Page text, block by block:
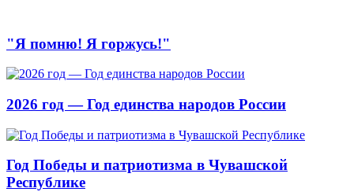
"Я помню! Я горжусь!"
2026 год — Год единства народов России
Год Победы и патриотизма в Чувашской
Республике